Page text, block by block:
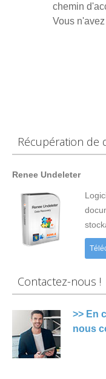
chemin
Vous
Récupération de
Renee Undeleter
Contactez-nous !
>> En
nous